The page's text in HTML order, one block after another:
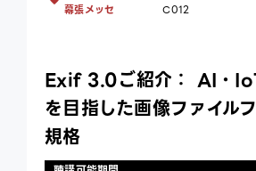
幕張メッセ
C012
Exif 3.0ご紹介： AI・
を目指した画像ファイル
規格